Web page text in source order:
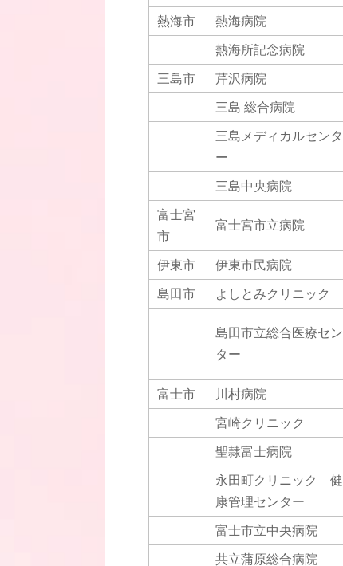
熱海市 熱海病院
熱海所記念病院
三島市 芹沢病院
三島 総合病院
三島メディカルセンタ
ー
三島中央病院
富士宮
市
富士宮市立病院
伊東市 伊東市民病院
島田市 よしとみクリニック
島田市立総合医療セン
ター
富士市 川村病院
宮崎クリニック
聖隷富士病院
永田町クリニック 健
康管理センター
富士市立中央病院
共立蒲原総合病院